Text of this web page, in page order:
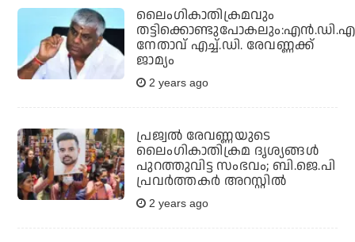
ലൈംഗികാതിക്രമവും
തട്ടിക്കൊണ്ടുപോകലും:എൻ.ഡി.എ
നേതാവ് എച്ച്‌.ഡി. രേവണ്ണക്ക്
ജാമ്യം
2 years ago
പ്രജ്വല്‍ രേവണ്ണയുടെ
ലൈംഗികാതിക്രമ ദൃശ്യങ്ങള്‍
പുറത്തുവിട്ട സംഭവം; ബി.ജെ.പി
പ്രവര്‍ത്തകര്‍ അറസ്റ്റില്‍
2 years ago